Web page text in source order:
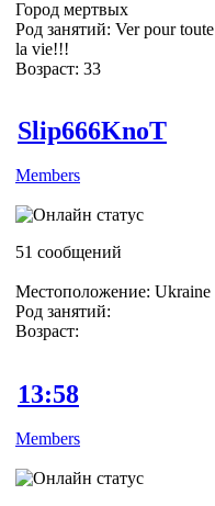
Город мертвых
Род занятий: Ver pour toute
la vie!!!
Возраст: 33
Slip666KnoT
Members
51 сообщений
Местоположение: Ukraine
Род занятий:
Возраст:
13:58
Members